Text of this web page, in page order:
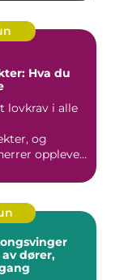
Hva du
lovkrav i alle
og
opplever
dører,